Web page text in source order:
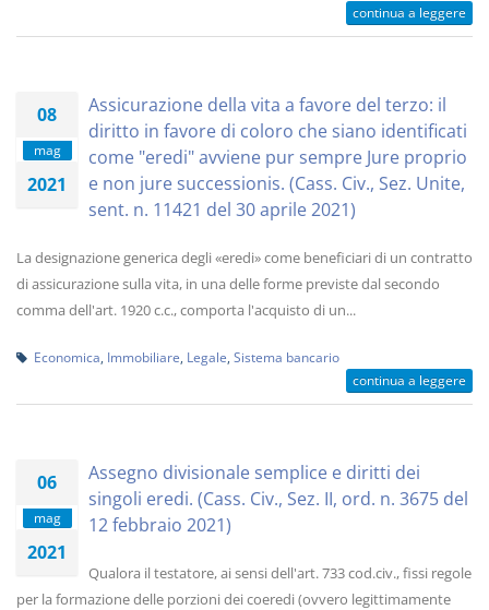
continua a leggere
08
mag
2021
Assicurazione della vita a favore del terzo: il
diritto in favore di coloro che siano identificati
come "eredi" avviene pur sempre Jure proprio
e non jure successionis. (Cass. Civ., Sez. Unite,
sent. n. 11421 del 30 aprile 2021)
La designazione generica degli «eredi» come beneficiari di un contratto
di assicurazione sulla vita, in una delle forme previste dal secondo
comma dell'art. 1920 c.c., comporta l'acquisto di un...
Economica Immobiliare Legale Sistema bancario
continua a leggere
06
mag
2021
Assegno divisionale semplice e diritti dei
singoli eredi. (Cass. Civ., Sez. II, ord. n. 3675 del
12 febbraio 2021)
Qualora il testatore, ai sensi dell'art. 733 cod.civ., fissi regole
per la formazione delle porzioni dei coeredi (ovvero legittimamente